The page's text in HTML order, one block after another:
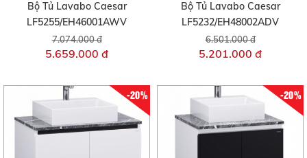
Bộ Tủ Lavabo Caesar
LF5255/EH46001AWV
7.074.000 đ
5.659.000 đ
Bộ Tủ Lavabo Caesar
LF5232/EH48002ADV
6.501.000 đ
5.201.000 đ
-20% -20%